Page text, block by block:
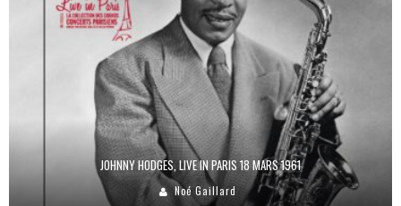
JOHNNY HODGES, LIVE IN PARIS 18 MARS 1961
Noé Gaillard